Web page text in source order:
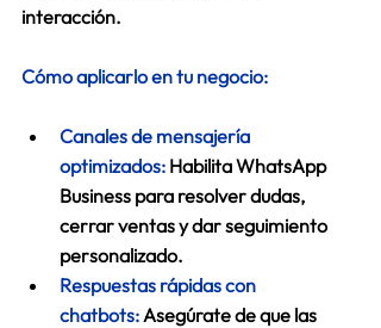
interacción.
Cómo aplicarlo en tu negocio:
Canales de mensajería
optimizados: Habilita WhatsApp
Business para resolver dudas,
cerrar ventas y dar seguimiento
personalizado.
Respuestas rápidas con
chatbots: Asegúrate de que las